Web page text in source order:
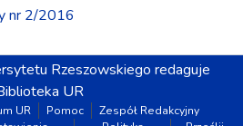
nr 2/2016
Rzeszowskiego redaguje
UR
UR Pomoc
Zespół Redakcyjny